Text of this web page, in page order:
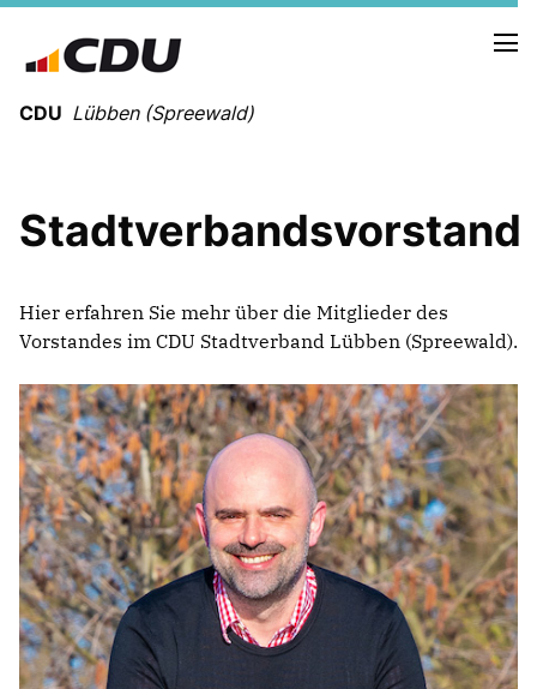
CDU Lübben (Spreewald)
NEUIGKEITEN
UNSERE SCHWERPUNKTE
FRAKTIONSMITGLIEDER
SACHKUNDIGE EINWOHNER
Mitmachen
NEWSLETTER ABONNIEREN
Stadtverbandsvorstand
Hier erfahren Sie mehr über die Mitglieder des
Vorstandes im CDU Stadtverband Lübben (Spreewald).